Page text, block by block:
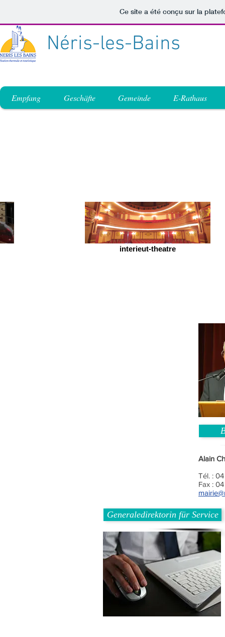
Ce site a été conçu sur la
Néris-les-Bains
Empfang Geschäfte Gemeinde E-Rathaus
interieut-theatre
Alain
Tél. :
Fax :
Generaledirektorin für Service